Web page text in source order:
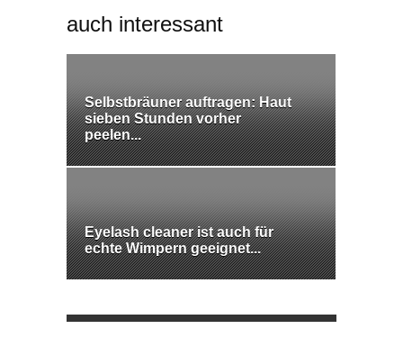
auch interessant
Selbstbräuner auftragen: Haut
sieben Stunden vorher
peelen...
Eyelash cleaner ist auch für
echte Wimpern geeignet...